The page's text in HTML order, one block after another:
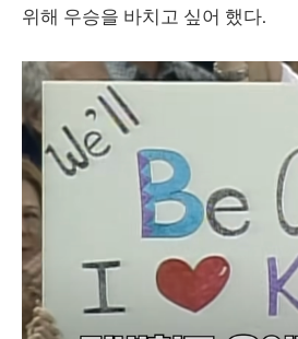
위해 우승을 바치고 싶어 했다.